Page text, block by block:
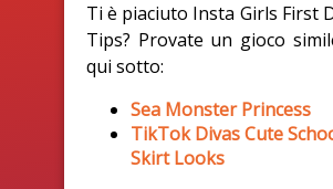
Ti è piaciuto Insta Girls First
Tips? Provate un gioco
qui sotto:
Sea Monster Princess
TikTok Divas Cute
Skirt Looks